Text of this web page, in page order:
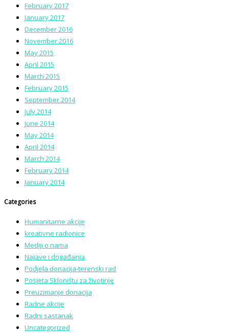
February 2017
January 2017
December 2016
November 2016
May 2015
April 2015
March 2015
February 2015
September 2014
July 2014
June 2014
May 2014
April 2014
March 2014
February 2014
January 2014
Categories
Humanitarne akcije
kreativne radionice
Mediji o nama
Najave i događanja
Podjela donacija-terenski rad
Posjeta Skloništu za životinje
Preuzimanje donacija
Radne akcije
Radni sastanak
Uncategorized